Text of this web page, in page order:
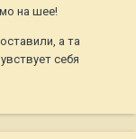
на шее!
а та
себя